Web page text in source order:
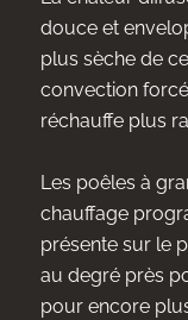
douce et
plus sèche de
convection
réchauffe plus
Les poêles à
chauffage
présente sur le
au degré près
pour encore